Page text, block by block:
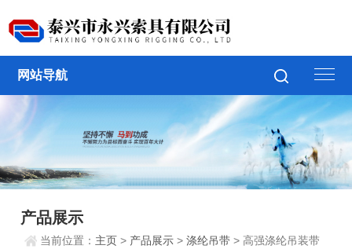
网站导航
产品展示
当前位置： 主页 > 产品展示 >涤纶吊带 > 高强涤纶吊装带